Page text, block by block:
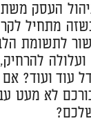
העסק
מתחיל
לתשומת
ועוד?
לא מעט